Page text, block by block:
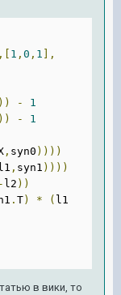
1 , 0 , 1 ],
)) -
1
)) -
1
, syn0 ))))
l1 , syn1 ))))
- l2 ))
. T) * (
в вики, то